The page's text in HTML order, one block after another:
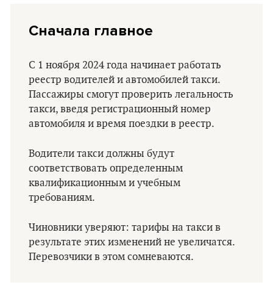
Сначала главное
С 1 ноября 2024 года начинает работать
реестр водителей и автомобилей такси.
Пассажиры смогут проверить легальность
такси, введя регистрационный номер
автомобиля и время поездки в реестр.
Водители такси должны будут
соответствовать определенным
квалификационным и учебным
требованиям.
Чиновники уверяют: тарифы на такси в
результате этих изменений не увеличатся.
Перевозчики в этом сомневаются.